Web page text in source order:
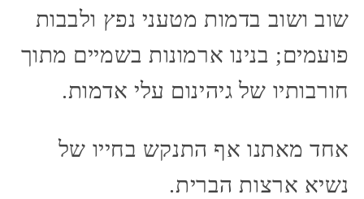
שוב ושוב בדמות מטעני נפץ ולבבות
פועמים; בנינו ארמונות בשמיים מתוך
חורבותיו של גיהינום עלי אדמות.
אחד מאתנו אף התנקש בחייו של
נשיא ארצות הברית.